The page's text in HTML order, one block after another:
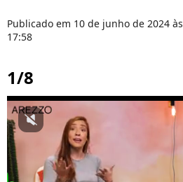
Publicado em 10 de junho de 2024 às
17:58
1/8